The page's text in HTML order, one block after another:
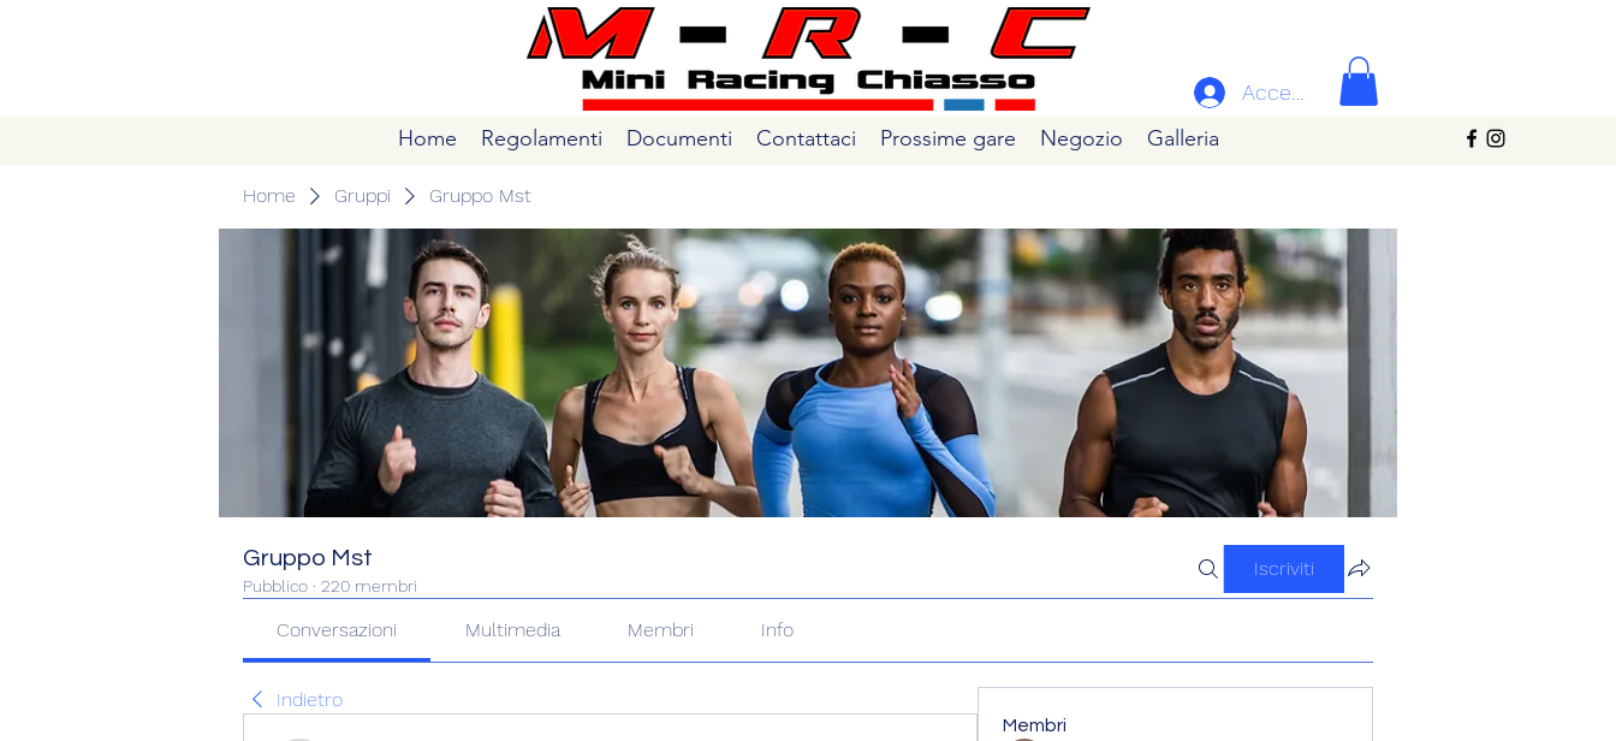
Accedi
Home Regolamenti Documenti Contattaci Prossime gare Negozio Galleria
Home Gruppi Gruppo Mst
Gruppo Mst
Pubblico · 220 membri
Iscriviti
Conversazioni Multimedia Membri Info
Indietro
Membri